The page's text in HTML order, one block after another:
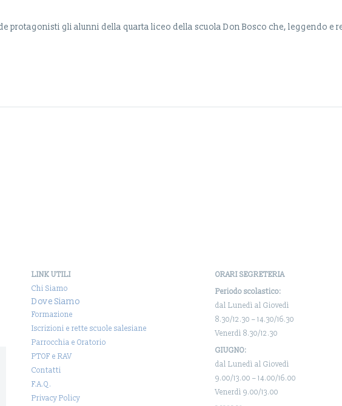
protagonisti gli alunni della quarta liceo della scuola Don Bosco che, leggendo e
LINK UTILI
Chi Siamo
Dove Siamo
Formazione
Iscrizioni e rette scuole salesiane
Parrocchia e Oratorio
PTOF e RAV
Contatti
F.A.Q.
Privacy Policy
ORARI SEGRETERIA
Periodo scolastico:
dal Lunedì al Giovedì
8.30/12.30 – 14.30/16.30
Venerdì 8.30/12.30
GIUGNO:
dal Lunedì al Giovedì
9.00/13.00 – 14.00/16.00
Venerdì 9.00/13.00